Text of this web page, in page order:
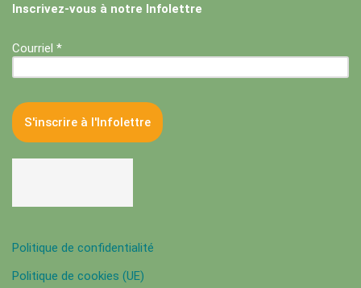
Inscrivez-vous à notre Infolettre
Courriel *
Politique de confidentialité
Politique de cookies (UE)